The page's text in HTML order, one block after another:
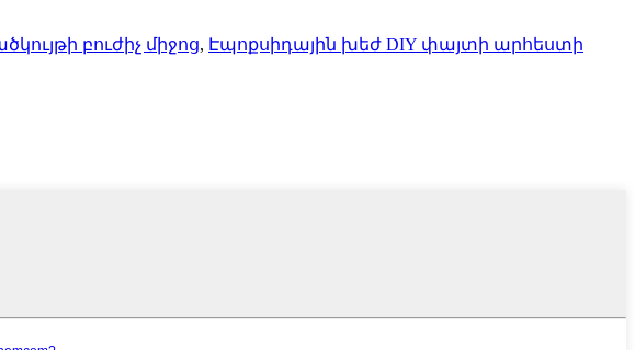
բուժիչ միջոց, Էպոքսիդային խեժ DIY փայտի արհեստի